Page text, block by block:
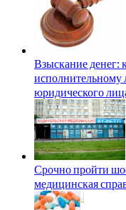
Взыскание денег:
исполнительному
юридического
Срочно пройти
медицинская